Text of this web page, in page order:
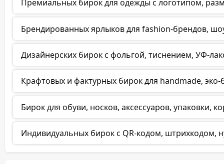
Премиальных бирок для одежды с логотипом,
Брендированных ярлыков для fashion-брендов,
Дизайнерских бирок с фольгой, тиснением, УФ-
Крафтовых и фактурных бирок для handmade, эко-
Бирок для обуви, носков, аксессуаров, упаковки,
Индивидуальных бирок с QR-кодом,